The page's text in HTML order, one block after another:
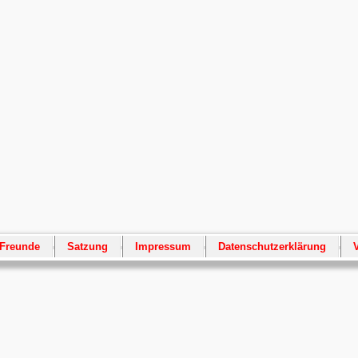
Satzung Impressum Datenschutzerklärung